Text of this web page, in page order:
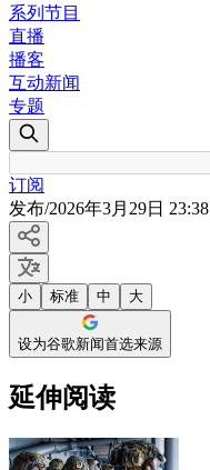
系列节目
直播
播客
互动新闻
专题
订阅
发布/2026年3月29日 23:38
小 标准 中 大
设为谷歌新闻首选来源
延伸阅读